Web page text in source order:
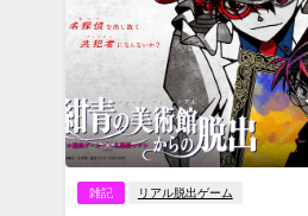
雑記 リアル脱出ゲーム